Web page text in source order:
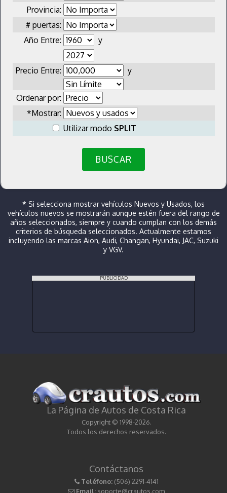
Provincia:
# puertas:
Año Entre:
y
Precio Entre: y
Ordenar por:
*Mostrar:
Utilizar modo SPLIT
BUSCAR
* Si selecciona mostrar vehículos Nuevos y Usados, los
vehículos nuevos se mostrarán aunque estén fuera del rango de
años seleccionados, siempre y cuando cumplan con los demás
criterios de búsqueda seleccionados. Actualmente estamos
incluyendo las marcas Aion, Audi, Changan, Hyundai, JAC, Suzuki
y VGV.
PUBLICIDAD
La Página de Autos de Costa Rica
Copyright © 1998-2026.
Todos los derechos reservados.
Contáctanos
Teléfono: (506) 2291-4141
Email: soporte@crautos.com